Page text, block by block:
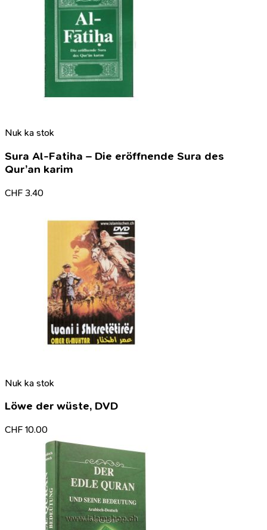
Nuk ka stok
Sura Al-Fatiha – Die eröffnende Sura des
Qur’an karim
CHF 3.40
Nuk ka stok
Löwe der wüste, DVD
CHF 10.00